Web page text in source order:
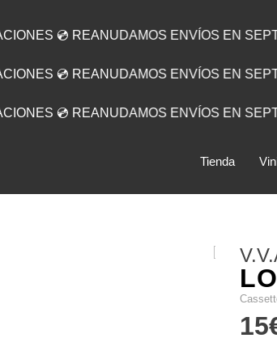
💿 REANUDAMOS ENVÍOS EN
💿 REANUDAMOS ENVÍOS EN
💿 REANUDAMOS ENVÍOS EN
Tienda
15